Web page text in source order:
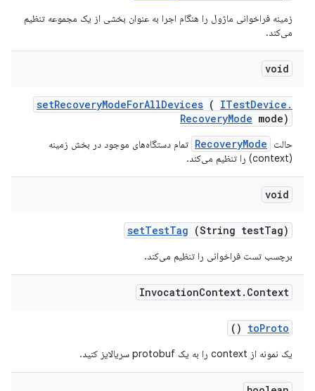
زمینه فراخوانی ماژول را هنگام اجرا به عنوان بخشی از یک مجموعه تنظیم
می‌کند.
void
setRecoveryModeForAllDevices ( ITestDevice .
RecoveryMode mode)
حالت RecoveryMode تمام دستگاه‌های موجود در بخش زمینه
(context) را تنظیم می‌کند.
void
setTestTag (String testTag)
برچسب تست فراخوانی را تنظیم می‌کند.
InvocationContext. Context
toProto
()
یک نمونه از context را به یک protobuf سریالایز کنید.